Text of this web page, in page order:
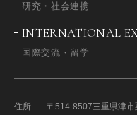
研究・社会連携
INTERNATIONAL
国際交流・留学
住所 〒514-8507三重県津